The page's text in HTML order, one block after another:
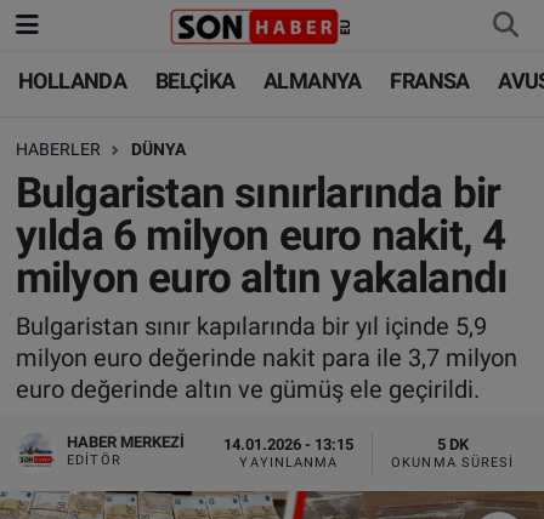
HOLLANDA BELÇİKA ALMANYA FRANSA
HABERLER DÜNYA
Bulgaristan sınırlarında bir
yılda 6 milyon euro nakit, 4
milyon euro altın yakalandı
Bulgaristan sınır kapılarında bir yıl içinde 5,9
milyon euro değerinde nakit para ile 3,7 milyon
euro değerinde altın ve gümüş ele geçirildi.
HABER MERKEZI
EDITÖR
14.01.2026 - 13:15
YAYINLANMA
5 DK
OKUNMA SÜRESI
HOLLANDA
BELÇİKA
ALMANYA
FRANSA
AVUSTURYA
SAĞLIK - YAŞAM
BİLİM-TEKNOLOJİ
HOLLANDA
BELÇİKA
ALMANYA
TÜRKİYE
DÜNYA
BİLİM-TEKNOLOJİ
SAĞLIK
Nöbetçi Eczaneler
Hava Durumu
Trafik Durumu
Süper Lig Puan Durumu ve Fikstür
Tüm Manşetler
Son Dakika Haberleri
Haber Arşivi